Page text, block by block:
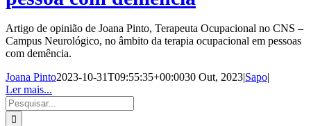
Artigo de opinião de Joana Pinto, Terapeuta Ocupacional no CNS –
Campus Neurológico, no âmbito da terapia ocupacional em pessoas
com demência.
Joana Pinto2023-10-31T09:55:35+00:0030 Out, 2023|Sapo|
Ler mais...
Pesquisar